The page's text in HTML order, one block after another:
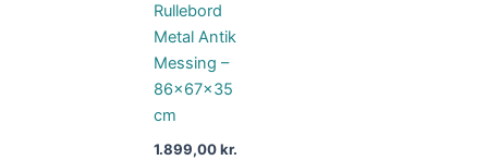
Rullebord
Metal Antik
Messing –
86x67x35
cm
1.899,00kr.